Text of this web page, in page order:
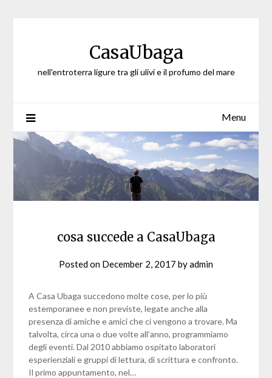
CasaUbaga
nell'entroterra ligure tra gli ulivi e il profumo del mare
Menu
cosa succede a CasaUbaga
Posted on December 2, 2017 byadmin
A Casa Ubaga succedono molte cose, per lo più
estemporanee e non previste, legate anche alla
presenza di amiche e amici che ci vengono a trovare. Ma
talvolta, circa una o due volte all’anno, programmiamo
degli eventi. Dal 2010 abbiamo ospitato laboratori
esperienziali e gruppi di lettura, di scrittura e confronto.
Il primo appuntamento, nel…